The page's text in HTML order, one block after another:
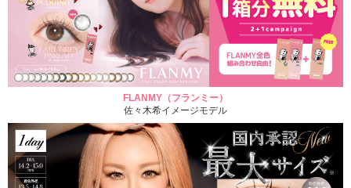
FLANMY（フランミー）
佐々木希イメージモデル